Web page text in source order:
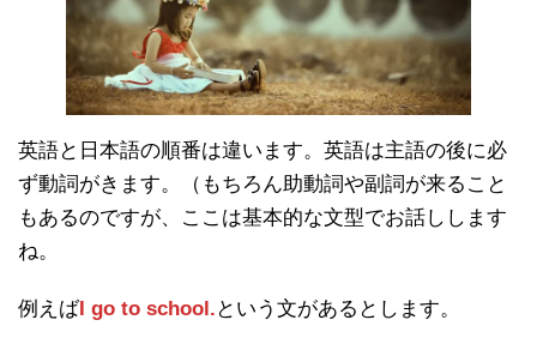
英語と日本語の順番は違います。英語は主語の後に必
ず動詞がきます。（もちろん助動詞や副詞が来ること
もあるのですが、ここは基本的な文型でお話しします
ね。
例えばI go to school. という文があるとします。